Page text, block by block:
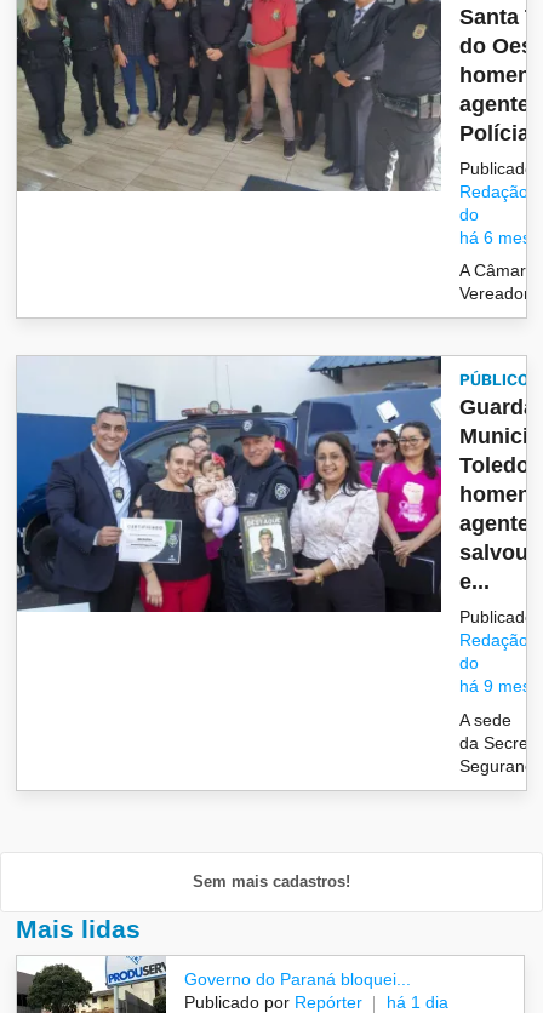
Santa
do
Polícia
Publicado
Redação/
do
há 6
A Câmara
PÚBLICO
Guarda
Toledo
agente
salvou
e...
Publicado
Redação/
do
há 9
A sede
da
Sem mais cadastros!
Mais lidas
Governo do Paraná bloquei...
Publicado por Repórter há 1 dia